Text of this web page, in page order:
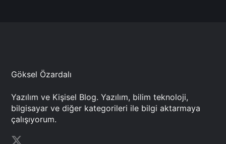
Göksel Özardalı
Yazılım ve Kişisel Blog. Yazılım, bilim teknoloji,
bilgisayar ve diğer kategorileri ile bilgi aktarmaya
çalışıyorum.